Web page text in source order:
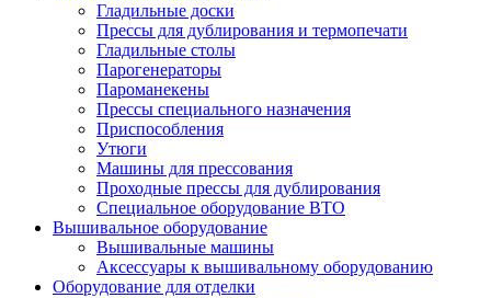
Гладильные доски
Прессы для дублирования и термопечати
Гладильные столы
Парогенераторы
Пароманекены
Прессы специального назначения
Приспособления
Утюги
Машины для прессования
Проходные прессы для дублирования
Специальное оборудование ВТО
Вышивальное оборудование
Вышивальные машины
Аксессуары к вышивальному оборудованию
Оборудование для отделки